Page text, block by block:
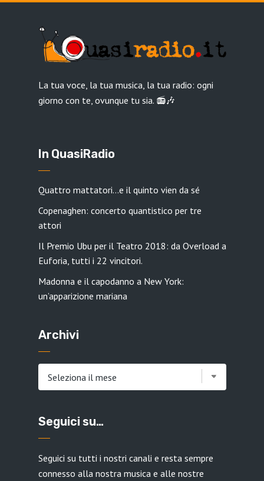
La tua voce, la tua musica, la tua radio: ogni
giorno con te, ovunque tu sia. 📻🎶
In QuasiRadio
Quattro mattatori…e il quinto vien da sé
Copenaghen: concerto quantistico per tre
attori
Il Premio Ubu per il Teatro 2018: da Overload a
Euforia, tutti i 22 vincitori.
Madonna e il capodanno a New York:
un’apparizione mariana
Archivi
Seguici su…
Seguici su tutti i nostri canali e resta sempre
connesso alla nostra musica e alle nostre